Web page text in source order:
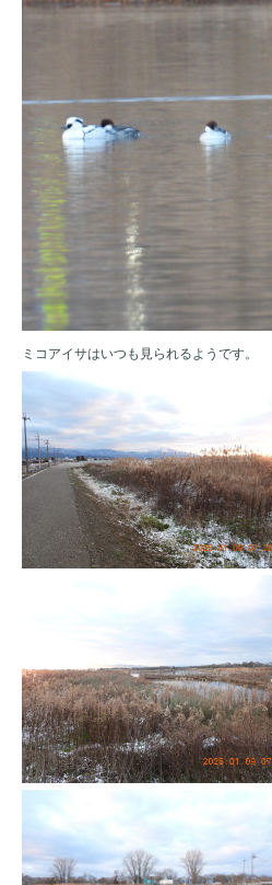
ミコアイサはいつも見られるようです。